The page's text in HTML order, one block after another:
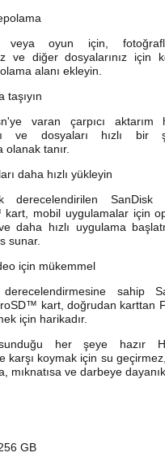
oyun için,
ve diğer dosyalarınız için
alanı ekleyin.
taşıyın
varan çarpıcı aktarım
ve dosyaları hızlı bir
olanak tanır.
daha hızlı yükleyin
derecelendirilen SanDisk
kart, mobil uygulamalar için
daha hızlı uygulama
sunar.
için mükemmel
sahip
kart, doğrudan karttan
için harikadır.
her şeye hazır
karşı koymak için su geçirmez,
mıknatısa ve darbeye
GB